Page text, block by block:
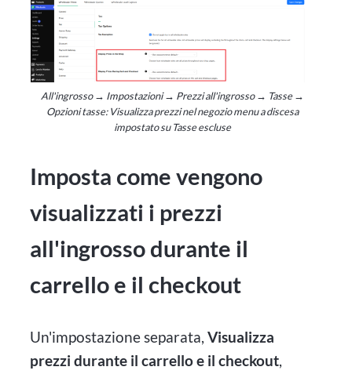
All'ingrosso → Impostazioni → Prezzi all'ingrosso → Tasse →
Opzioni tasse: Visualizza prezzi nel negozio menu a discesa
impostato su Tasse escluse
Imposta come vengono
visualizzati i prezzi
all'ingrosso durante il
carrello e il checkout
Un'impostazione separata,Visualizza
prezzi durante il carrello e il checkout,